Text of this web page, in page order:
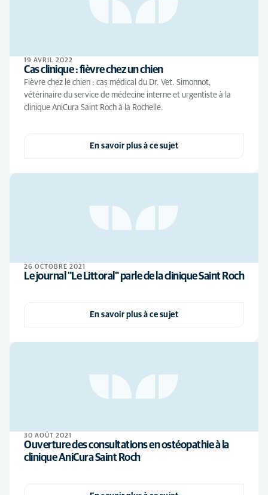
19 AVRIL 2022
Cas clinique : fièvre chez un chien
Fièvre chez le chien : cas médical du Dr. Vet. Simonnot,
vétérinaire du service de médecine interne et urgentiste à la
clinique AniCura Saint Roch à la Rochelle.
En savoir plus à ce sujet
26 OCTOBRE 2021
Le journal "Le Littoral" parle de la clinique Saint Roch
En savoir plus à ce sujet
30 AOÛT 2021
Ouverture des consultations en ostéopathie à la
clinique AniCura Saint Roch